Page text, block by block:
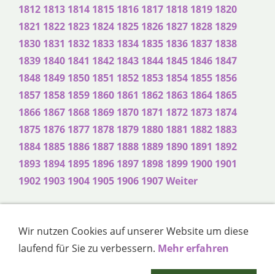
1812 1813 1814 1815 1816 1817 1818 1819 1820
1821 1822 1823 1824 1825 1826 1827 1828 1829
1830 1831 1832 1833 1834 1835 1836 1837 1838
1839 1840 1841 1842 1843 1844 1845 1846 1847
1848 1849 1850 1851 1852 1853 1854 1855 1856
1857 1858 1859 1860 1861 1862 1863 1864 1865
1866 1867 1868 1869 1870 1871 1872 1873 1874
1875 1876 1877 1878 1879 1880 1881 1882 1883
1884 1885 1886 1887 1888 1889 1890 1891 1892
1893 1894 1895 1896 1897 1898 1899 1900 1901
1902 1903 1904 1905 1906 1907Weiter
Impressum Haftungsausschluss
Sitemap
Wir nutzen Cookies auf unserer Website um diese
laufend für Sie zu verbessern. Mehr erfahren